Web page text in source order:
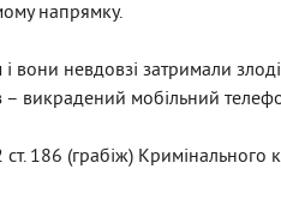
напрямку.
вони невдовзі затримали
викрадений мобільний
186 (грабіж) Кримінального